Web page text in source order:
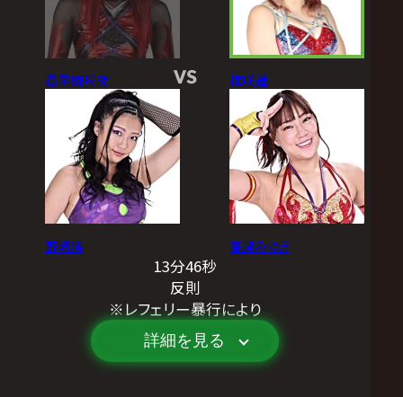
愚零闘咲夜
野崎渚
VS 梅咲遥
高瀬みゆき
13分46秒
反則
※レフェリー暴行により
詳細を見る